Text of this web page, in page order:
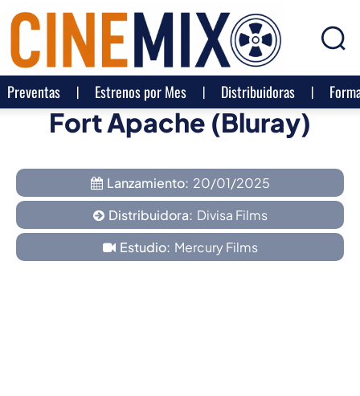
Preventas Estrenos por Mes Distribuidoras
Fort Apache (Bluray)
Lanzamiento: 20/01/2025
Distribuidora: Divisa Films
Estudio: Mercury Films